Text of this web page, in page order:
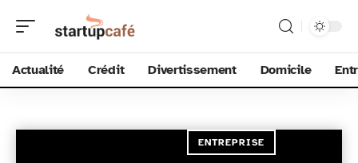
Actualité Crédit Divertissement Domicile
ENTREPRISE